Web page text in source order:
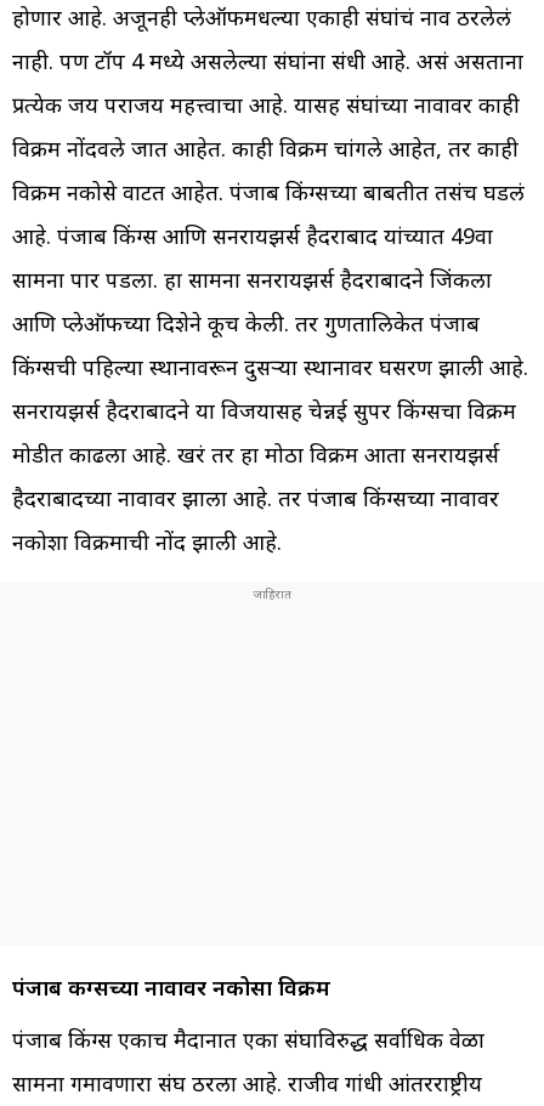
होणार आहे. अजूनही प्लेऑफमधल्या एकाही संघांचं नाव ठरलेलं
नाही. पण टॉप 4 मध्ये असलेल्या संघांना संधी आहे. असं असताना
प्रत्येक जय पराजय महत्त्वाचा आहे. यासह संघांच्या नावावर काही
विक्रम नोंदवले जात आहेत. काही विक्रम चांगले आहेत, तर काही
विक्रम नकोसे वाटत आहेत. पंजाब किंग्सच्या बाबतीत तसंच घडलं
आहे. पंजाब किंग्स आणि सनरायझर्स हैदराबाद यांच्यात 49वा
सामना पार पडला. हा सामना सनरायझर्स हैदराबादने जिंकला
आणि प्लेऑफच्या दिशेने कूच केली. तर गुणतालिकेत पंजाब
किंग्सची पहिल्या स्थानावरून दुसर्‍या स्थानावर घसरण झाली आहे.
सनरायझर्स हैदराबादने या विजयासह चेन्नई सुपर किंग्सचा विक्रम
मोडीत काढला आहे. खरं तर हा मोठा विक्रम आता सनरायझर्स
हैदराबादच्या नावावर झाला आहे. तर पंजाब किंग्सच्या नावावर
नकोशा विक्रमाची नोंद झाली आहे.
पंजाब किंग्सच्या नावावर नकोसा विक्रम
पंजाब किंग्स एकाच मैदानात एका संघाविरुद्ध सर्वाधिक वेळा
सामना गमावणारा संघ ठरला आहे. राजीव गांधी आंतरराष्ट्रीय